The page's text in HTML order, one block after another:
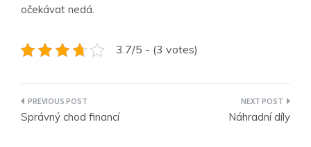
očekávat nedá.
3.7/5 - (3 votes)
Navigace
Správný chod financí Náhradní díly